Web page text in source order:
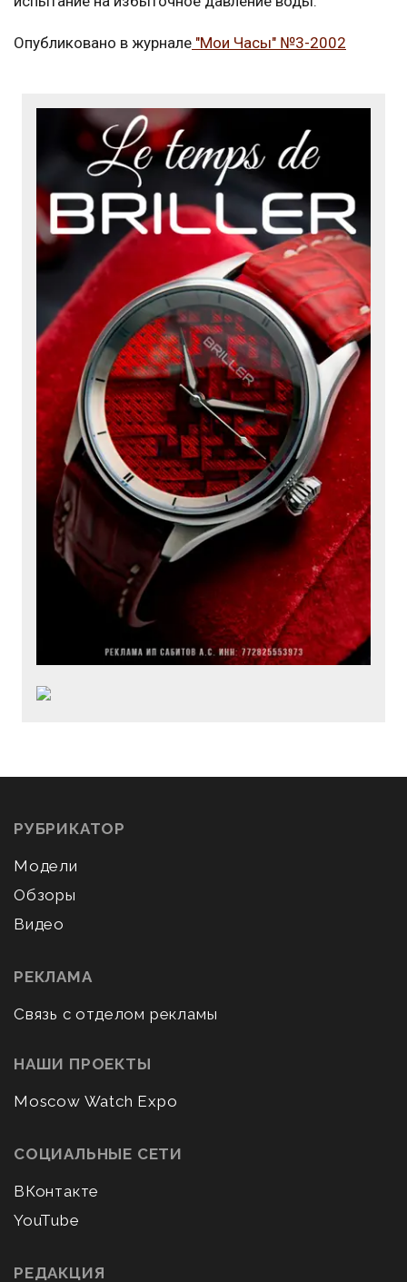
Опубликовано в журнале "Мои Часы" №3-2002
РУБРИКАТОР
Модели
Обзоры
Видео
РЕКЛАМА
Связь с отделом рекламы
НАШИ ПРОЕКТЫ
Moscow Watch Expo
СОЦИАЛЬНЫЕ СЕТИ
ВКонтакте
YouTube
РЕДАКЦИЯ